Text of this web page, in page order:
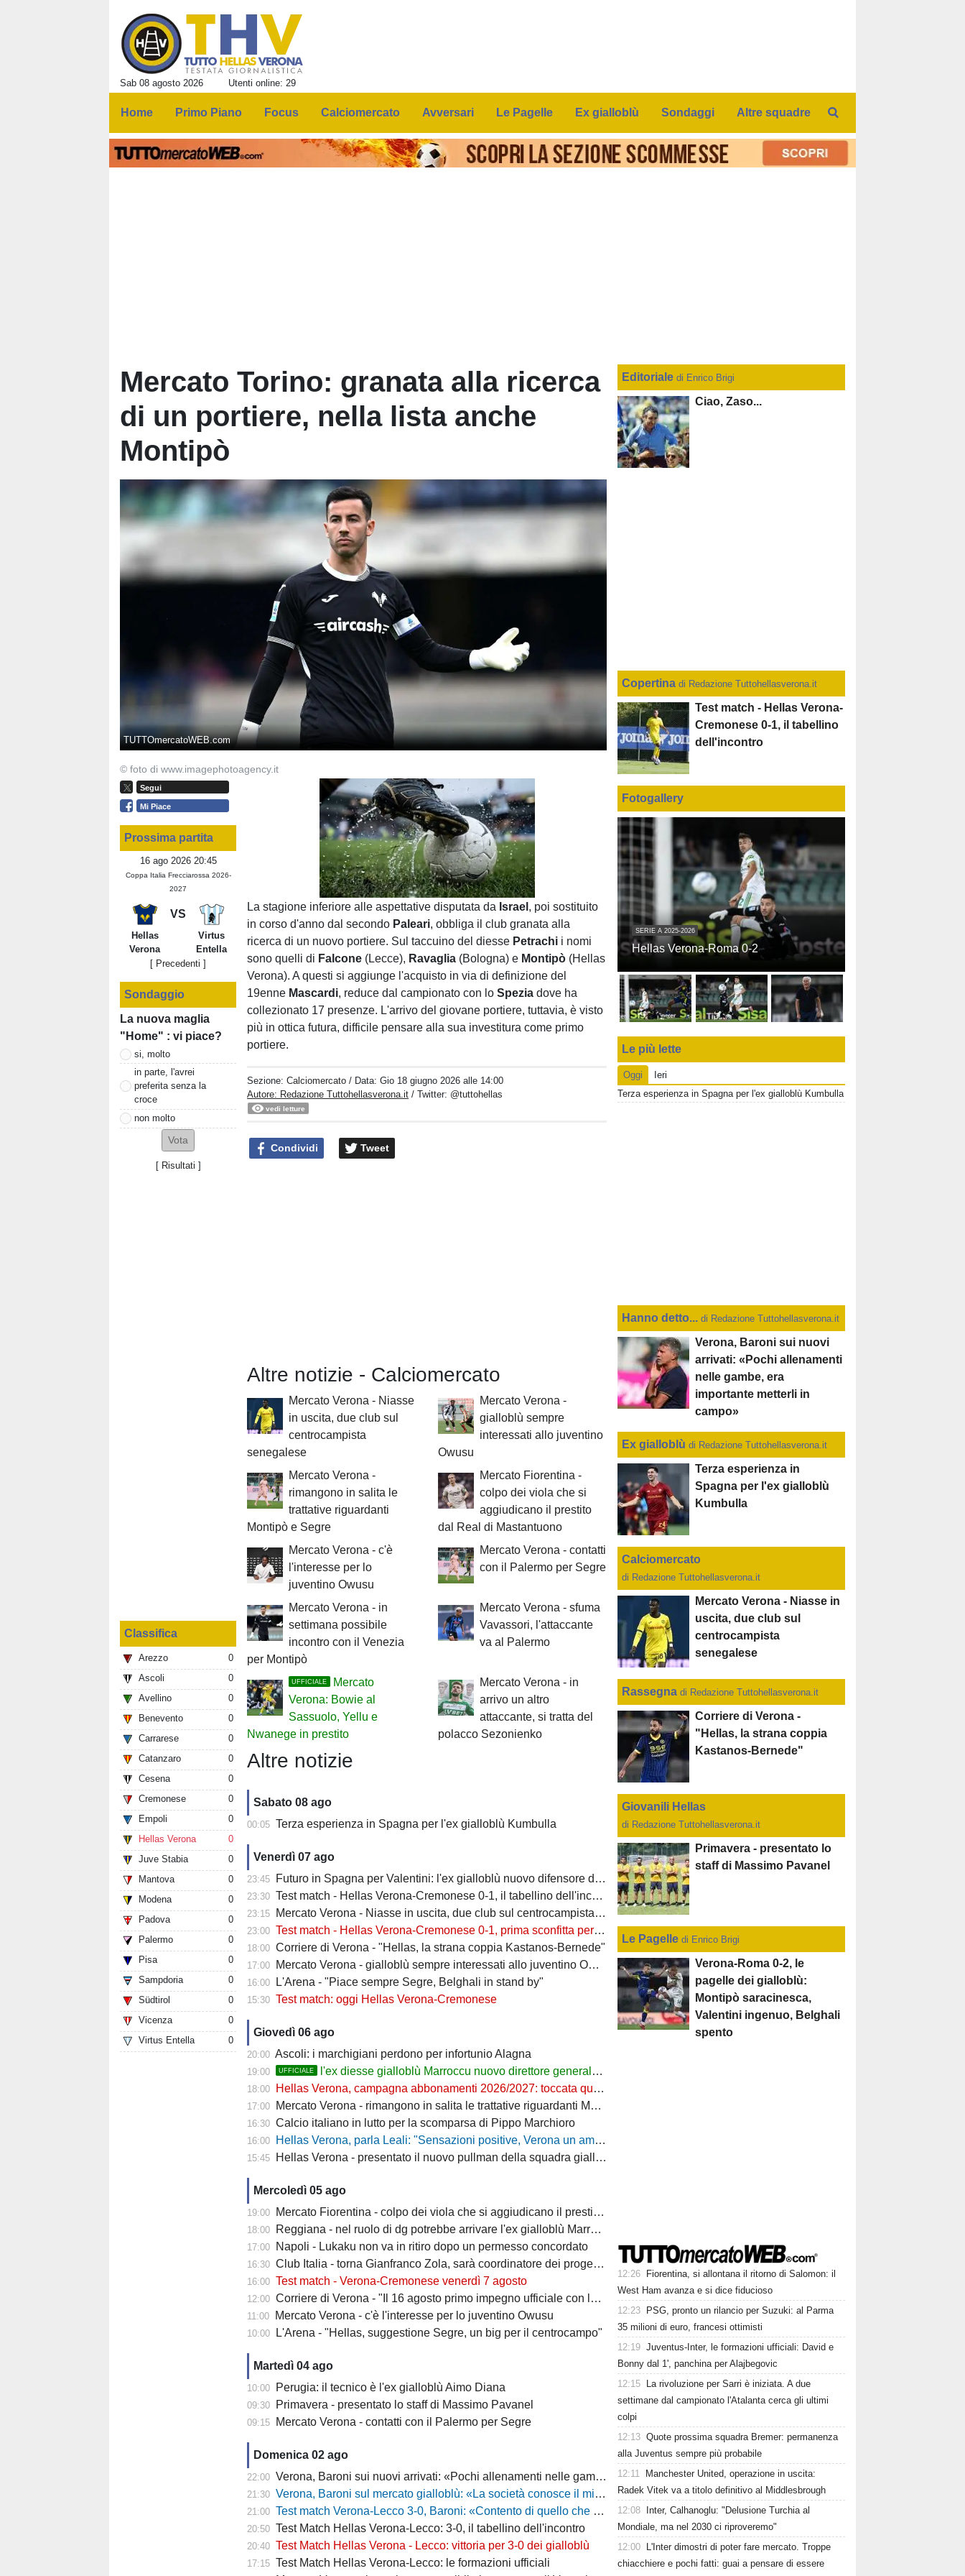
Sab 08 agosto 2026 Utenti online: 29
Home Primo Piano Focus Calciomercato Avversari Le Pagelle Ex gialloblù Sondaggi Altre squadre
Mercato Torino: granata alla ricerca
di un portiere, nella lista anche
Montipò
TUTTOmercatoWEB.com
© foto di www.imagephotoagency.it
Segui
Mi Piace
Prossima partita
16 ago 2026 20:45
Coppa Italia Frecciarossa 2026-
2027
VS
Hellas
Verona
Virtus
Entella
[ Precedenti ]
Sondaggio
La nuova maglia
"Home" : vi piace?
si, molto
in parte, l'avrei
preferita senza la
croce
non molto
[ Risultati ]
Classifica
Arezzo
0
Ascoli
0
Avellino
0
Benevento
0
Carrarese
0
Catanzaro
0
Cesena
0
Cremonese
0
Empoli
0
Hellas Verona
0
Juve Stabia
0
Mantova
0
Modena
0
Padova
0
Palermo
0
Pisa
0
Sampdoria
0
Südtirol
0
Vicenza
0
Virtus Entella
0
Unmute
Loaded:
100.00%
La stagione inferiore alle aspettative disputata da Israel , poi sostituito
in corso d'anno dal secondo Paleari, obbliga il club granata alla
ricerca di un nuovo portiere. Sul taccuino del diesse Petrachi i nomi
sono quelli di Falcone (Lecce), Ravaglia (Bologna) e Montipò (Hellas
Verona). A questi si aggiunge l'acquisto in via di definizione del
19enne Mascardi, reduce dal campionato con loSpeziadove ha
collezionato 17 presenze. L'arrivo del giovane portiere, tuttavia, è visto
più in ottica futura, difficile pensare alla sua investitura come primo
portiere.
Sezione:Calciomercato / Data:Gio 18 giugno 2026 alle 14:00
Autore: Redazione Tuttohellasverona.it / Twitter: @tuttohellas
vedi letture
Condividi Tweet
Altre notizie - Calciomercato
Mercato Verona - Niasse
in uscita, due club sul
centrocampista
senegalese
Mercato Verona -
gialloblù sempre
interessati allo juventino
Owusu
Mercato Verona -
rimangono in salita le
trattative riguardanti
Montipò e Segre
Mercato Fiorentina -
colpo dei viola che si
aggiudicano il prestito
dal Real di Mastantuono
Mercato Verona - c'è
l'interesse per lo
juventino Owusu
Mercato Verona - contatti
con il Palermo per Segre
Mercato Verona - in
settimana possibile
incontro con il Venezia
per Montipò
Mercato Verona - sfuma
Vavassori, l'attaccante
va al Palermo
UFFICIALE
Mercato
Verona: Bowie al
Sassuolo, Yellu e
Nwanege in prestito
Mercato Verona - in
arrivo un altro
attaccante, si tratta del
polacco Sezonienko
Altre notizie
Sabato 08 ago
00:05 Terza esperienza in Spagna per l'ex gialloblù Kumbulla
Venerdì 07 ago
23:45 Futuro in Spagna per Valentini: l'ex gialloblù nuovo difensore dell'Alaves
23:30 Test match - Hellas Verona-Cremonese 0-1, il tabellino dell'incontro
23:15 Mercato Verona - Niasse in uscita, due club sul centrocampista senegalese
23:00 Test match - Hellas Verona-Cremonese 0-1, prima sconfitta per i gialloblù
18:00 Corriere di Verona - "Hellas, la strana coppia Kastanos-Bernede"
17:00 Mercato Verona - gialloblù sempre interessati allo juventino Owusu
16:00 L'Arena - "Piace sempre Segre, Belghali in stand by"
15:30 Test match: oggi Hellas Verona-Cremonese
Giovedì 06 ago
20:00 Ascoli: i marchigiani perdono per infortunio Alagna
19:00 UFFICIALE l'ex diesse gialloblù Marroccu nuovo direttore generale della Reggina
18:00 Hellas Verona, campagna abbonamenti 2026/2027: toccata quota 11mila
17:00 Mercato Verona - rimangono in salita le trattative riguardanti Montipò e Segre
16:30 Calcio italiano in lutto per la scomparsa di Pippo Marchioro
16:00 Hellas Verona, parla Leali: "Sensazioni positive, Verona un ambiente dove si può lavorare bene"
15:45 Hellas Verona - presentato il nuovo pullman della squadra gialloblù
Mercoledì 05 ago
19:00 Mercato Fiorentina - colpo dei viola che si aggiudicano il prestito dal Real di Mastantuono
18:00 Reggiana - nel ruolo di dg potrebbe arrivare l'ex gialloblù Marroccu
17:00 Napoli - Lukaku non va in ritiro dopo un permesso concordato
16:30 Club Italia - torna Gianfranco Zola, sarà coordinatore dei progetti delle attività giovanili
16:00 Test match - Verona-Cremonese venerdì 7 agosto
12:00 Corriere di Verona - "Il 16 agosto primo impegno ufficiale con la Coppa Italia"
11:00 Mercato Verona - c'è l'interesse per lo juventino Owusu
10:00 L'Arena - "Hellas, suggestione Segre, un big per il centrocampo"
Martedì 04 ago
10:00 Perugia: il tecnico è l'ex gialloblù Aimo Diana
09:30 Primavera - presentato lo staff di Massimo Pavanel
09:15 Mercato Verona - contatti con il Palermo per Segre
Domenica 02 ago
22:00 Verona, Baroni sui nuovi arrivati: «Pochi allenamenti nelle gambe, era importante metterli in campo»
21:30 Verona, Baroni sul mercato gialloblù: «La società conosce il mio progetto, la mia garanzia è Sogliano»
21:00 Test match Verona-Lecco 3-0, Baroni: «Contento di quello che ho visto, la strada è questa e non torneremo indietro»
20:50 Test Match Hellas Verona-Lecco: 3-0, il tabellino dell'incontro
20:40 Test Match Hellas Verona - Lecco: vittoria per 3-0 dei gialloblù
17:15 Test Match Hellas Verona-Lecco: le formazioni ufficiali
Editorialedi Enrico Brigi
Ciao, Zaso...
Copertina di Redazione Tuttohellasverona.it
Test match - Hellas Verona-
Cremonese 0-1, il tabellino
dell'incontro
Fotogallery
SERIE A 2025-2026
Hellas Verona-Roma 0-2
Le più lette
Oggi
Ieri
Terza esperienza in Spagna per l'ex gialloblù Kumbulla
Hanno detto... di Redazione Tuttohellasverona.it
Verona, Baroni sui nuovi
arrivati: «Pochi allenamenti
nelle gambe, era
importante metterli in
campo»
Ex gialloblùdi Redazione Tuttohellasverona.it
Terza esperienza in
Spagna per l'ex gialloblù
Kumbulla
Calciomercato
di Redazione Tuttohellasverona.it
Mercato Verona - Niasse in
uscita, due club sul
centrocampista
senegalese
Rassegna di Redazione Tuttohellasverona.it
Corriere di Verona -
"Hellas, la strana coppia
Kastanos-Bernede"
Giovanili Hellas
di Redazione Tuttohellasverona.it
Primavera - presentato lo
staff di Massimo Pavanel
Le Pagelle di Enrico Brigi
Verona-Roma 0-2, le
pagelle dei gialloblù:
Montipò saracinesca,
Valentini ingenuo, Belghali
spento
12:26
Fiorentina, si allontana il ritorno di Salomon: il
West Ham avanza e si dice fiducioso
12:23
PSG, pronto un rilancio per Suzuki: al Parma
35 milioni di euro, francesi ottimisti
12:19 Juventus-Inter, le formazioni ufficiali: David e
Bonny dal 1', panchina per Alajbegovic
12:15
La rivoluzione per Sarri è iniziata. A due
settimane dal campionato l'Atalanta cerca gli ultimi
colpi
12:13 Quote prossima squadra Bremer: permanenza
alla Juventus sempre più probabile
12:11
Manchester United, operazione in uscita:
Radek Vitek va a titolo definitivo al Middlesbrough
12:08
Inter, Calhanoglu: "Delusione Turchia al
Mondiale, ma nel 2030 ci riproveremo"
12:00
L'Inter dimostri di poter fare mercato. Troppe
chiacchiere e pochi fatti: guai a pensare di essere